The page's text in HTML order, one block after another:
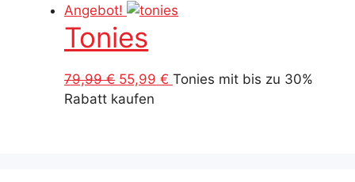
war:
20,00 €
ist:
Angebot!
Tonies
79,99€ Ursprünglicher
Preis
55,99 € Aktueller
Tonies mit bis zu 30%
Rabatt kaufen